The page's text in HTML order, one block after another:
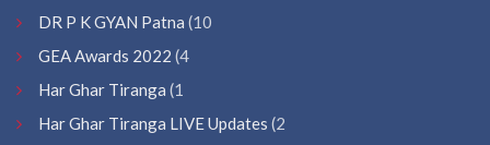
DR P K GYAN Patna (10
GEA Awards 2022 (4
Har Ghar Tiranga (1
Har Ghar Tiranga LIVE Updates (2